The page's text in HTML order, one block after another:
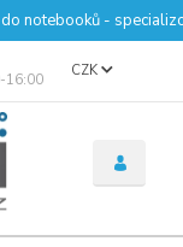
notebooků -
CZK
16:00